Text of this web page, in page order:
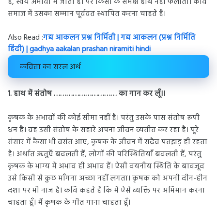
समाज में उसका सम्मान पूर्ववत स्थापित करना चाहते हैं।
Also Read :गद्य आकलन प्रश्न निर्मिती | गद्य आकलन (प्रश्न निर्मिति
हिंदी) | gadhya aakalan prashan niramiti hindi
कविता का सरल अर्थ
1. हाथ में संतोष ………………………… का गान कर लूँ।।
कृषक के अभावों की कोई सीमा नहीं है। परंतु उसके पास संतोष रूपी
धन है। वह उसी संतोष के सहारे अपना जीवन व्यतीत कर रहा है। पूरे
संसार में कैसा भी वसंत आए, कृषक के जीवन में सदैव पतझड़ ही रहता
है। अर्थात ऋतुएँ बदलती हैं, लोगों की परिस्थितियाँ बदलती हैं, परंतु
कृषक के भाग्य में अभाव ही अभाव हैं। ऐसी दयनीय स्थिति के बावजूद
उसे किसी से कुछ माँगना अच्छा नहीं लगता। कृषक को अपनी दीन-हीन
दशा पर भी नाज है। कवि कहते हैं कि में ऐसे व्यक्ति पर अभिमान करना
चाहता हूँ। मैं कृषक के गीत गाना चाहता हूँ।